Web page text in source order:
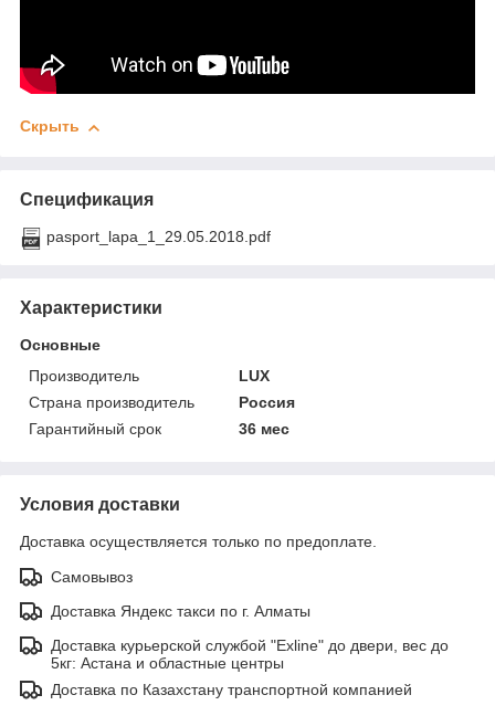
Скрыть
Спецификация
pasport_lapa_1_29.05.2018.pdf
Характеристики
Основные
Производитель
LUX
Страна производитель
Россия
Гарантийный срок
36 мес
Условия доставки
Доставка осуществляется только по предоплате.
Самовывоз
Доставка Яндекс такси по г. Алматы
Доставка курьерской службой "Exline" до двери, вес до
5кг: Астана и областные центры
Доставка по Казахстану транспортной компанией